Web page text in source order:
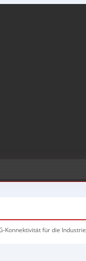
Konnektivität für die Industrie